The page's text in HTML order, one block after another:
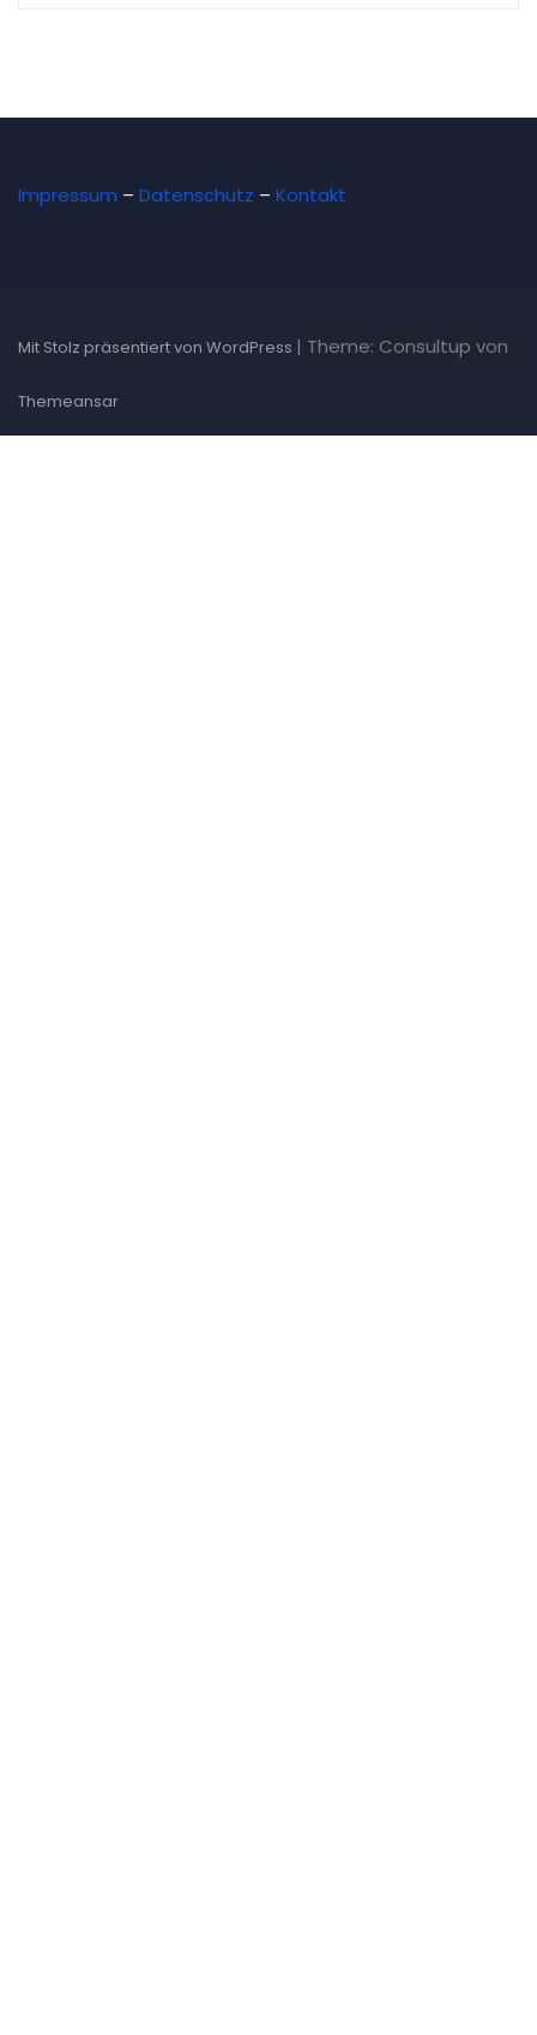
Impressum – Datenschutz – Kontakt
Mit Stolz präsentiert von WordPress | Theme: Consultup von
Themeansar